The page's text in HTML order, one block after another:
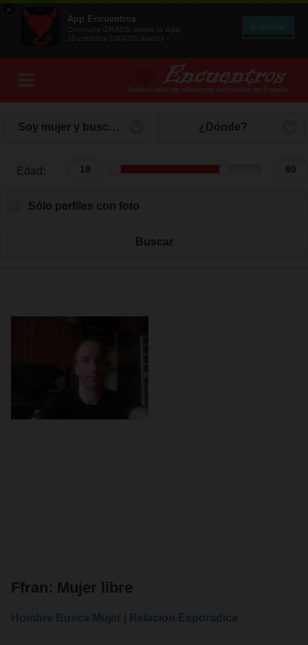
×
App Encuentros
Contacta GRATIS desde la App
25 créditos GRATIS diarios -
Soy mujer y busco hombre ¿Dónde?
Edad: Edad:
Sólo perfiles con foto
Buscar
Ffran: Mujer libre
Hombre Busca Mujer Relacion Esporadica